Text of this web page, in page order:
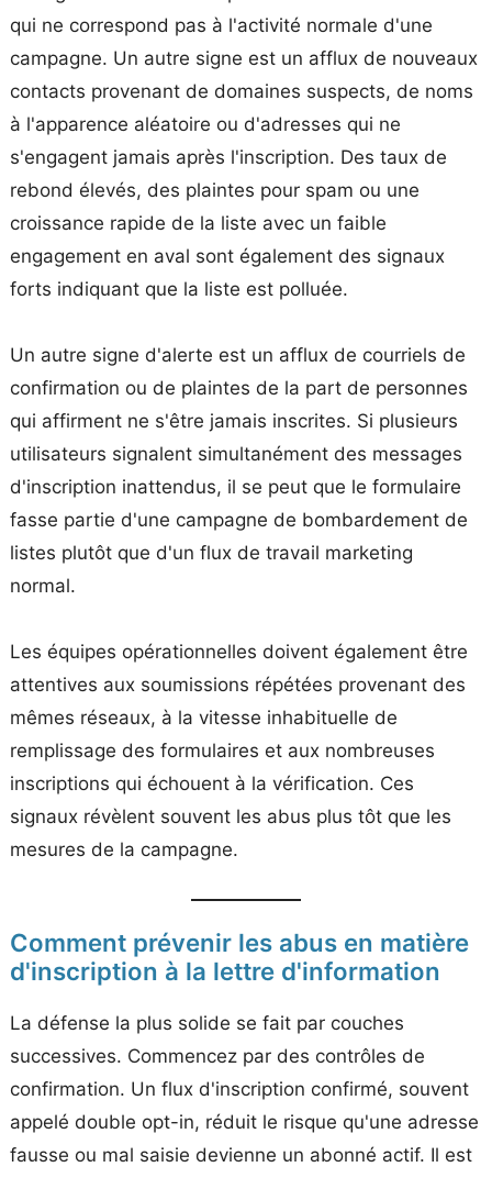
qui ne correspond pas à l'activité normale d'une
campagne. Un autre signe est un afflux de nouveaux
contacts provenant de domaines suspects, de noms
à l'apparence aléatoire ou d'adresses qui ne
s'engagent jamais après l'inscription. Des taux de
rebond élevés, des plaintes pour spam ou une
croissance rapide de la liste avec un faible
engagement en aval sont également des signaux
forts indiquant que la liste est polluée.
Un autre signe d'alerte est un afflux de courriels de
confirmation ou de plaintes de la part de personnes
qui affirment ne s'être jamais inscrites. Si plusieurs
utilisateurs signalent simultanément des messages
d'inscription inattendus, il se peut que le formulaire
fasse partie d'une campagne de bombardement de
listes plutôt que d'un flux de travail marketing
normal.
Les équipes opérationnelles doivent également être
attentives aux soumissions répétées provenant des
mêmes réseaux, à la vitesse inhabituelle de
remplissage des formulaires et aux nombreuses
inscriptions qui échouent à la vérification. Ces
signaux révèlent souvent les abus plus tôt que les
mesures de la campagne.
Comment prévenir les abus en matière
d'inscription à la lettre d'information
La défense la plus solide se fait par couches
successives. Commencez par des contrôles de
confirmation. Un flux d'inscription confirmé, souvent
appelé double opt-in, réduit le risque qu'une adresse
fausse ou mal saisie devienne un abonné actif. Il est